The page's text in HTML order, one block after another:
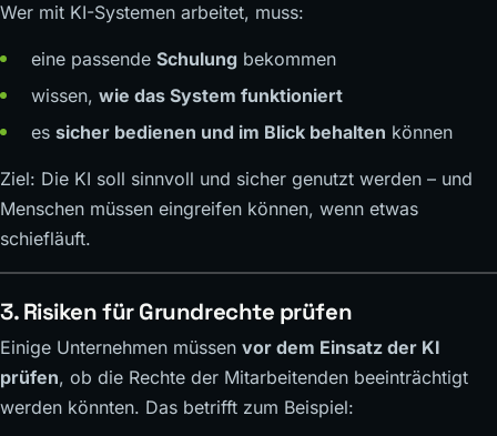
Wer mit KI-Systemen arbeitet, muss:
eine passende Schulung bekommen
wissen, wie das System funktioniert
es sicher bedienen und im Blick behalten können
Ziel: Die KI soll sinnvoll und sicher genutzt werden – und
Menschen müssen eingreifen können, wenn etwas
schiefläuft.
3.Risiken für Grundrechte prüfen
Einige Unternehmen müssen vor dem Einsatz der KI
prüfen, ob die Rechte der Mitarbeitenden beeinträchtigt
werden könnten. Das betrifft zum Beispiel: